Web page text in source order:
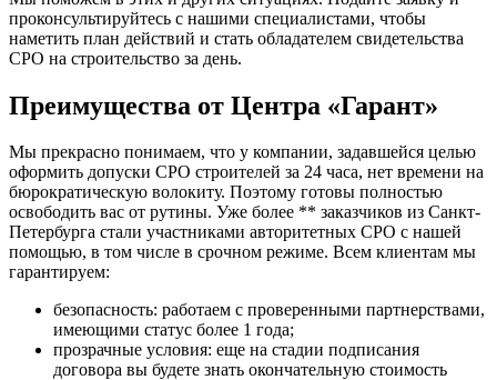
проконсультируйтесь с нашими специалистами, чтобы
наметить план действий и стать обладателем свидетельства
СРО на строительство за день.
Преимущества от Центра «Гарант»
Мы прекрасно понимаем, что у компании, задавшейся целью
оформить допуски СРО строителей за 24 часа, нет времени на
бюрократическую волокиту. Поэтому готовы полностью
освободить вас от рутины. Уже более ** заказчиков из Санкт-
Петербурга стали участниками авторитетных СРО с нашей
помощью, в том числе в срочном режиме. Всем клиентам мы
гарантируем:
безопасность: работаем с проверенными партнерствами,
имеющими статус более 1 года;
прозрачные условия: еще на стадии подписания
договора вы будете знать окончательную стоимость